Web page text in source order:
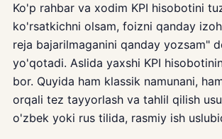
Ko'p rahbar va xodim KPI hisobotini
ko'rsatkichni olsam, foizni qanday
reja bajarilmaganini qanday yozsam"
yo'qotadi. Aslida yaxshi KPI
bor. Quyida ham klassik namunani,
orqali tez tayyorlash va tahlil qilish
o'zbek yoki rus tilida, rasmiy ish